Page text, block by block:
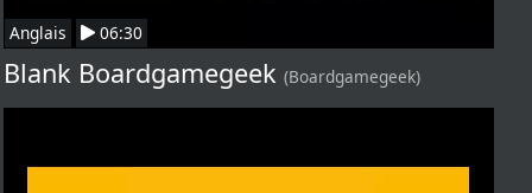
Anglais 06:30
Blank Boardgamegeek (Boardgamegeek)